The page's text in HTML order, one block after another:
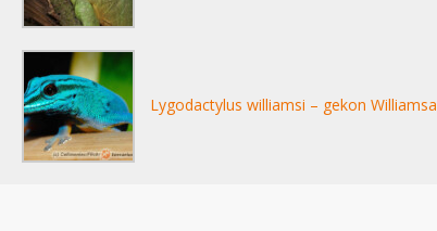
Lygodactylus williamsi – gekon Williamsa